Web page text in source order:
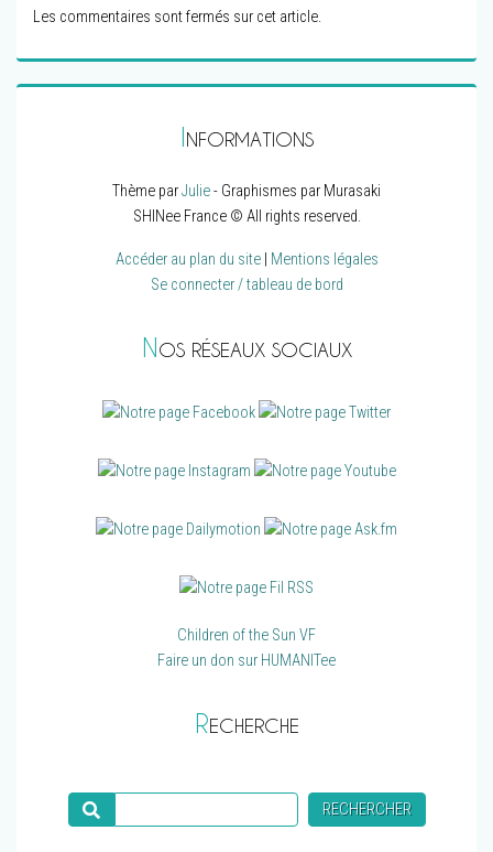
Les commentaires sont fermés sur cet article.
INFORMATIONS
Thème parJulie- Graphismes par Murasaki
SHINee France © All rights reserved.
Accéder au plan du site| Mentions légales
Se connecter / tableau de bord
NOS RÉSEAUX SOCIAUX
Children of the Sun VF
Faire un don sur HUMANITee
RECHERCHE
RECHERCHER